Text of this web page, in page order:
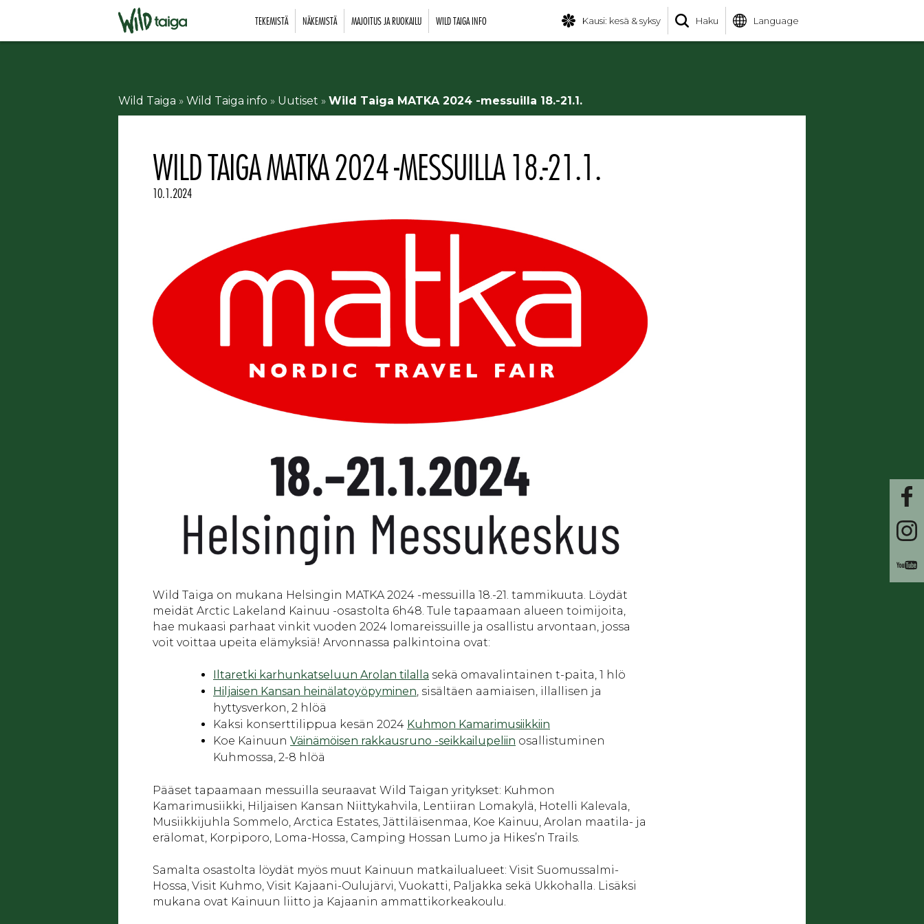
TEKEMISTÄ NÄKEMISTÄ MAJOITUS JA RUOKAILU WILD TAIGA INFO Kausi: kesä & syksy Haku Language
Wild Taiga » Wild Taiga info » Uutiset » Wild Taiga MATKA 2024 -messuilla 18.-21.1.
WILD TAIGA MATKA 2024 -MESSUILLA 18.-21.1.
10.1.2024
Wild Taiga on mukana Helsingin MATKA 2024 -messuilla 18.-21. tammikuuta. Löydät
meidät Arctic Lakeland Kainuu -osastolta 6h48. Tule tapaamaan alueen toimijoita,
hae mukaasi parhaat vinkit vuoden 2024 lomareissuille ja osallistu arvontaan, jossa
voit voittaa upeita elämyksiä! Arvonnassa palkintoina ovat:
Iltaretki karhunkatseluun Arolan tilalla sekä omavalintainen t-paita, 1 hlö
Hiljaisen Kansan heinälatoyöpyminen , sisältäen aamiaisen, illallisen ja
hyttysverkon, 2 hlöä
Kaksi konserttilippua kesän 2024 Kuhmon Kamarimusiikkiin
Koe Kainuun Väinämöisen rakkausruno -seikkailupeliin osallistuminen
Kuhmossa, 2-8 hlöä
Pääset tapaamaan messuilla seuraavat Wild Taigan yritykset: Kuhmon
Kamarimusiikki, Hiljaisen Kansan Niittykahvila, Lentiiran Lomakylä, Hotelli Kalevala,
Musiikkijuhla Sommelo, Arctica Estates, Jättiläisenmaa, Koe Kainuu, Arolan maatila- ja
erälomat, Korpiporo, Loma-Hossa, Camping Hossan Lumo ja Hikes’n Trails.
Samalta osastolta löydät myös muut Kainuun matkailualueet: Visit Suomussalmi-
Hossa, Visit Kuhmo, Visit Kajaani-Oulujärvi, Vuokatti, Paljakka sekä Ukkohalla. Lisäksi
mukana ovat Kainuun liitto ja Kajaanin ammattikorkeakoulu.